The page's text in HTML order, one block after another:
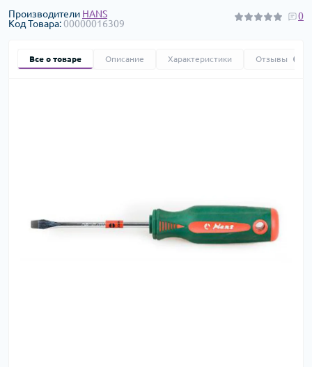
Производители HANS
Код Товара:00000016309
0
Все о товаре Описание Характеристики Отзывы